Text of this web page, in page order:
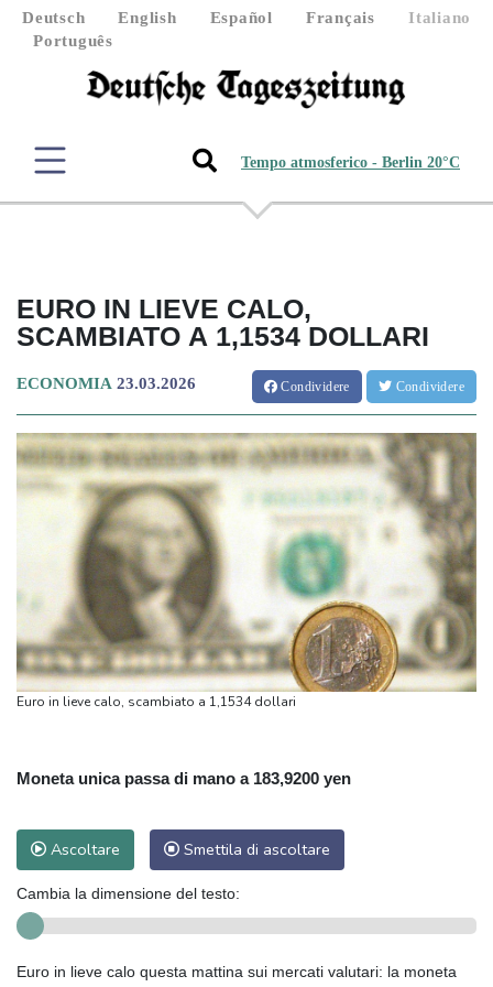
Deutsch English Español Français
Italiano
Português
Tempo atmosferico - Berlin 20°C
EURO IN LIEVE CALO,
SCAMBIATO A 1,1534 DOLLARI
ECONOMIA 23.03.2026 Condividere Condividere
Euro in lieve calo, scambiato a 1,1534 dollari
Moneta unica passa di mano a 183,9200 yen
Ascoltare Smettila di ascoltare
Cambia la dimensione del testo:
Euro in lieve calo questa mattina sui mercati valutari: la moneta